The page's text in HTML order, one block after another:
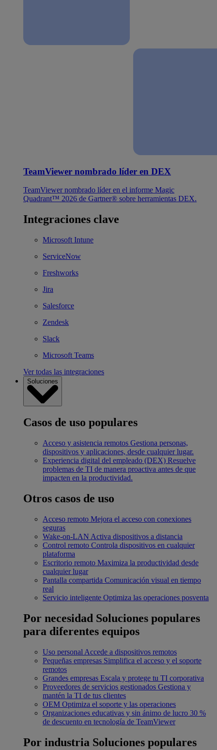
TeamViewer nombrado líder en DEX
TeamViewer nombrado líder en el informe Magic
Quadrant™ 2026 de Gartner® sobre herramientas DEX.
Integraciones clave
Microsoft Intune
ServiceNow
Freshworks
Jira
Salesforce
Zendesk
Slack
Microsoft Teams
Ver todas las integraciones
Soluciones
Casos de uso populares
Acceso y asistencia remotos Gestiona personas,
dispositivos y aplicaciones, desde cualquier lugar.
Experiencia digital del empleado (DEX) Resuelve
problemas de TI de manera proactiva antes de que
impacten en la productividad.
Otros casos de uso
Acceso remoto Mejora el acceso con conexiones
seguras
Wake-on-LAN Activa dispositivos a distancia
Control remoto Controla dispositivos en cualquier
plataforma
Escritorio remoto Maximiza la productividad desde
cualquier lugar
Pantalla compartida Comunicación visual en tiempo
real
Servicio inteligente Optimiza las operaciones posventa
Por necesidad Soluciones populares
para diferentes equipos
Uso personal Accede a dispositivos remotos
Pequeñas empresas Simplifica el acceso y el soporte
remotos
Grandes empresas Escala y protege tu TI corporativa
Proveedores de servicios gestionados Gestiona y
mantén la TI de tus clientes
OEM Optimiza el soporte y las operaciones
Organizaciones educativas y sin ánimo de lucro 30 %
de descuento en tecnología de TeamViewer
Por industria Soluciones populares